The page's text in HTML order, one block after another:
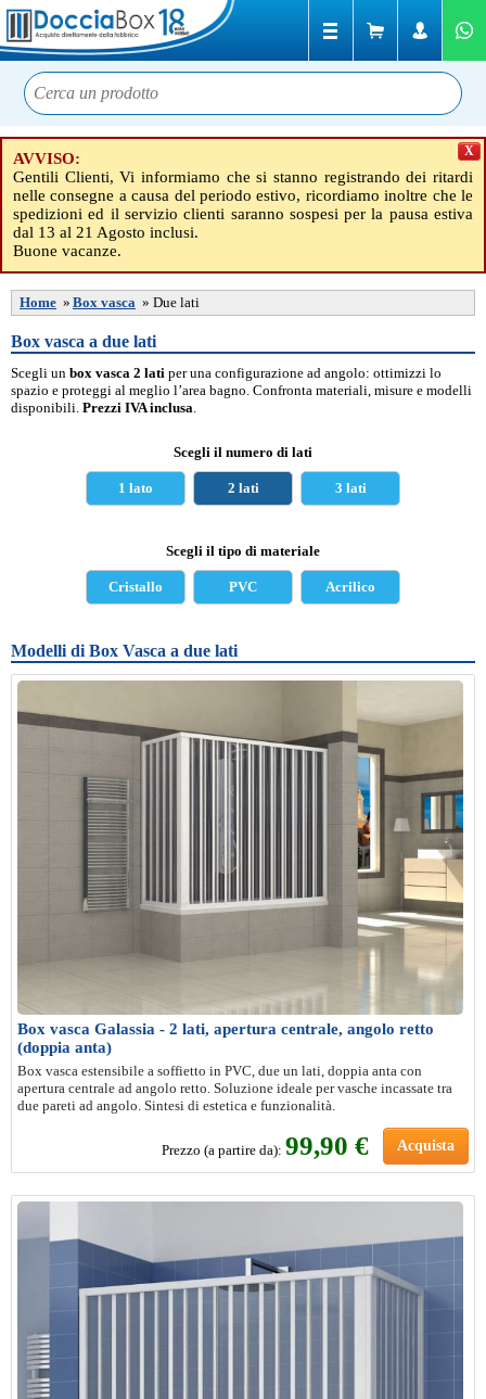
AVVISO:
Gentili Clienti, Vi informiamo che si stanno registrando dei ritardi
nelle consegne a causa del periodo estivo, ricordiamo inoltre che le
spedizioni ed il servizio clienti saranno sospesi per la pausa estiva
dal 13 al 21 Agosto inclusi.
Buone vacanze.
X
Home » Box vasca » Due lati
Box vasca a due lati
Scegli un box vasca 2 lati per una configurazione ad angolo: ottimizzi lo
spazio e proteggi al meglio l’area bagno. Confronta materiali, misure e modelli
disponibili. Prezzi IVA inclusa.
Scegli il numero di lati
1 lato 2 lati 3 lati
Scegli il tipo di materiale
Cristallo PVC Acrilico
Modelli di Box Vasca a due lati
Box vasca Galassia - 2 lati, apertura centrale, angolo retto
(doppia anta)
Box vasca estensibile a soffietto in PVC, due un lati, doppia anta con
apertura centrale ad angolo retto. Soluzione ideale per vasche incassate tra
due pareti ad angolo. Sintesi di estetica e funzionalità.
Prezzo (a partire da): 99,90 € Acquista